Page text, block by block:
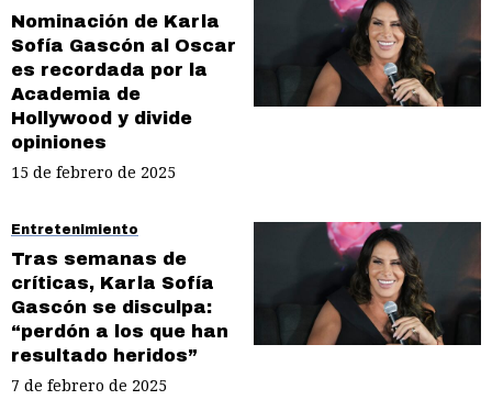
Nominación de Karla
Sofía Gascón al Oscar
es recordada por la
Academia de
Hollywood y divide
opiniones
15 de febrero de 2025
Entretenimiento
Tras semanas de
críticas, Karla Sofía
Gascón se disculpa:
“perdón a los que han
resultado heridos”
7 de febrero de 2025